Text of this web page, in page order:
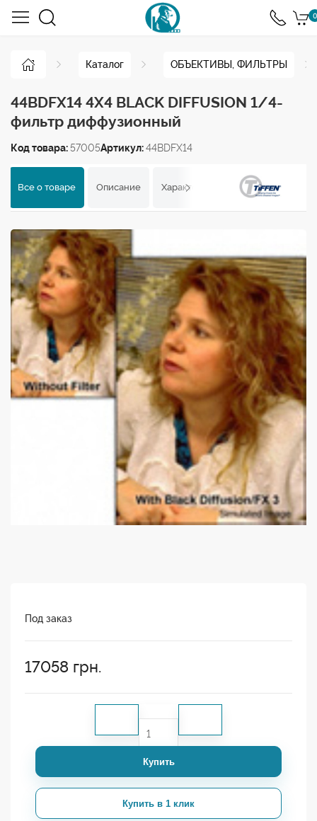
0
Каталог ОБЪЕКТИВЫ, ФИЛЬТРЫ
44BDFX14 4X4 BLACK DIFFUSION 1/4-
фильтр диффузионный
Код товара: 57005Артикул:44BDFX14
Все о товаре Описание Характеристики Отзывы
Под заказ
17058 грн.
Купить
Купить в 1 клик